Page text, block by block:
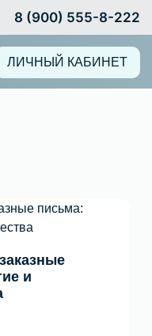
8 (900) 555-8-222
ЛИЧНЫЙ КАБИНЕТ
и